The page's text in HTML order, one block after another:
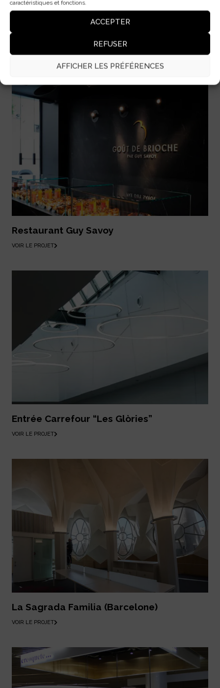
caractéristiques et fonctions.
ACCEPTER
REFUSER
AFFICHER LES PRÉFÉRENCES
Musée Maritime de Barcelone (MMB)
VOIR LE PROJET
Restaurant Guy Savoy
VOIR LE PROJET
Entrée Carrefour “Les Glòries”
VOIR LE PROJET
La Sagrada Familia (Barcelone)
VOIR LE PROJET